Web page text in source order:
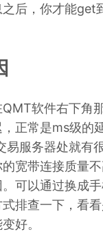
后，你才能get
软件右下角
正常是ms级的
易服务器处就有
宽带连接质量
可以通过换成
排查一下，看
好。